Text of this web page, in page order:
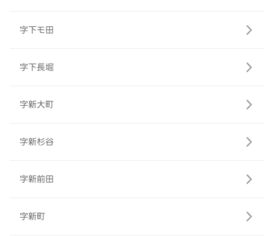
字下モ田
字下長堀
字新大町
字新杉谷
字新前田
字新町